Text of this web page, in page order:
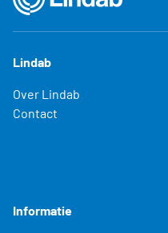
Lindab
Over Lindab
Contact
Informatie